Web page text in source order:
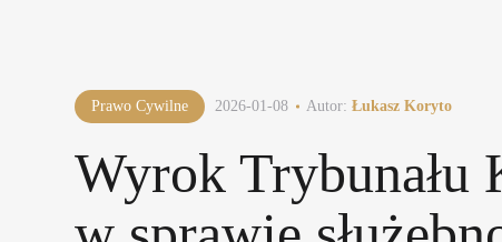
Prawo Cywilne Autor: Łukasz Koryto
2026-01-08
Wyrok Trybunału